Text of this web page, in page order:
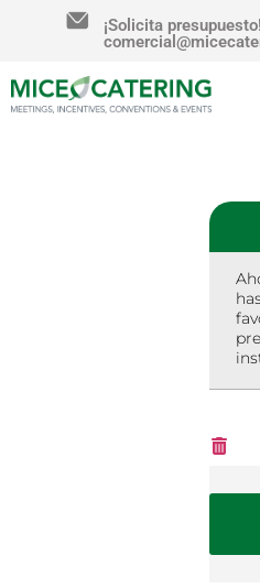
¡Solicita presupuesto!